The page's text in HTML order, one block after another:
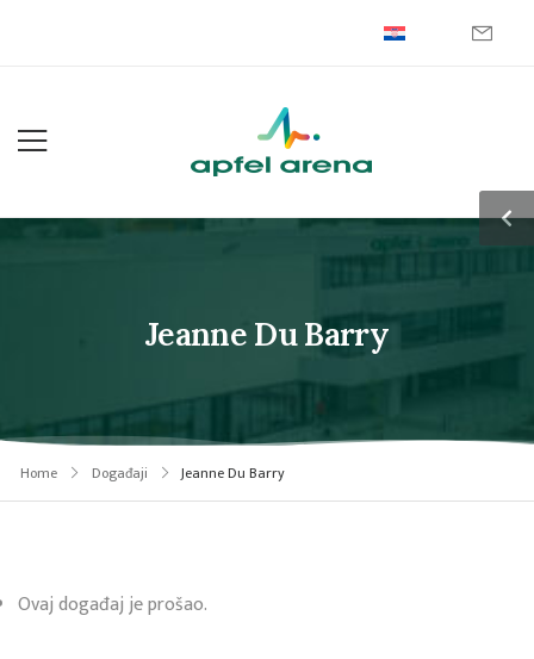
Jeanne Du Barry
Home Događaji Jeanne Du Barry
Ovaj događaj je prošao.